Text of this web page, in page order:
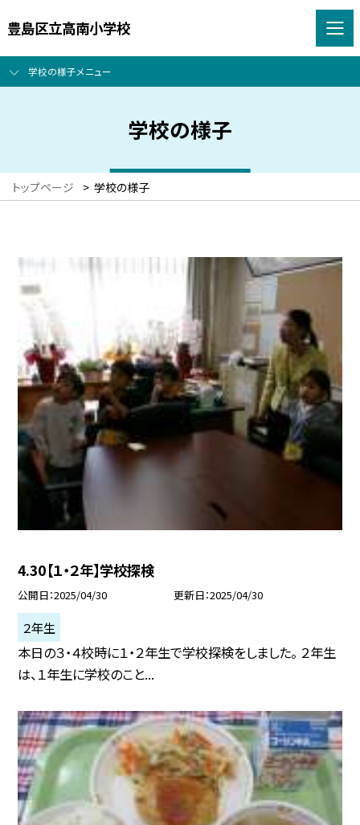
豊島区立高南小学校
学校の様子メニュー
学校の様子
トップページ > 学校の様子
4.30【１・２年】学校探検
公開日 2025/04/30 更新日 2025/04/30
２年生
本日の３・４校時に１・２年生で学校探検をしました。 ２年生
は、１年生に学校のこと...